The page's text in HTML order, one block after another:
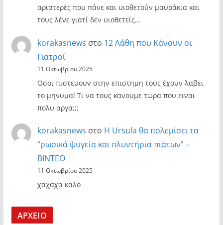
αριστερές που πάνε και υιοθετούν μαυράκια και
τους λένε γιατί δεν υιοθετείς…
korakasnews στο 12 Λάθη που Κάνουν οι
Γιατροί
11 Οκτωβρίου 2025
Οσοι πιστευουν στην επιστημη τους έχουν λαβει
το μηνυμα! Τι να τους κανουμε τωρα που ειναι
πολυ αργα;;;
korakasnews στο Η Ursula θα πολεμίσει τα
“ρωσικά ψυγεία και πλυντήρια πιάτων” –
ΒΙΝΤΕΟ
11 Οκτωβρίου 2025
χαχαχα καλο
ΑΡΧΕΙΟ